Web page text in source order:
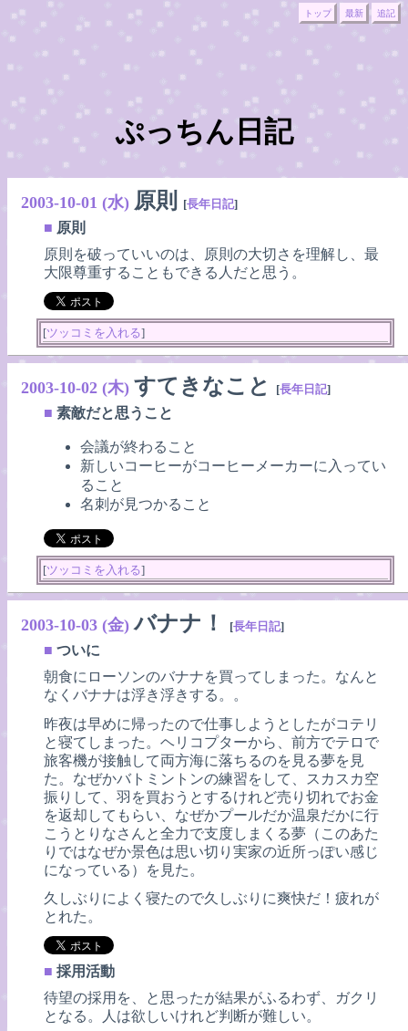
トップ 最新 追記
ぷっちん日記
2003-10-01 (水) 原則 [長年日記]
■ 原則
原則を破っていいのは、原則の大切さを理解し、最
大限尊重することもできる人だと思う。
[ツッコミを入れる]
2003-10-02 (木) すてきなこと [長年日記]
■ 素敵だと思うこと
会議が終わること
新しいコーヒーがコーヒーメーカーに入ってい
ること
名刺が見つかること
[ツッコミを入れる]
2003-10-03 (金) バナナ！ [長年日記]
■ ついに
朝食にローソンのバナナを買ってしまった。なんと
なくバナナは浮き浮きする。。
昨夜は早めに帰ったので仕事しようとしたがコテリ
と寝てしまった。ヘリコプターから、前方でテロで
旅客機が接触して両方海に落ちるのを見る夢を見
た。なぜかバトミントンの練習をして、スカスカ空
振りして、羽を買おうとするけれど売り切れでお金
を返却してもらい、なぜかプールだか温泉だかに行
こうとりなさんと全力で支度しまくる夢（このあた
りではなぜか景色は思い切り実家の近所っぽい感じ
になっている）を見た。
久しぶりによく寝たので久しぶりに爽快だ！疲れが
とれた。
■ 採用活動
待望の採用を、と思ったが結果がふるわず、ガクリ
となる。人は欲しいけれど判断が難しい。